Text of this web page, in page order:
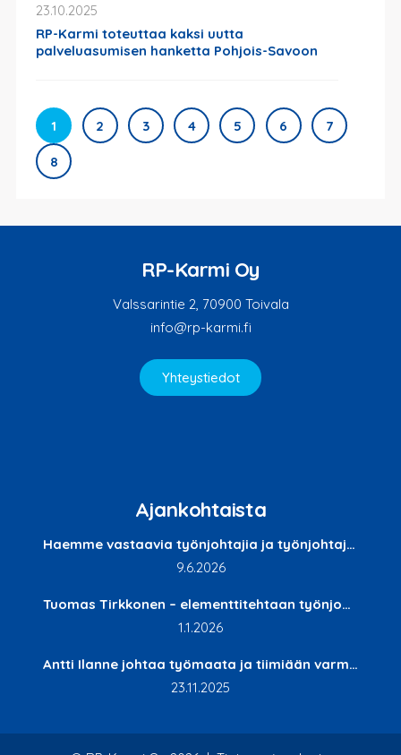
23.10.2025
RP-Karmi toteuttaa kaksi uutta
palveluasumisen hanketta Pohjois-Savoon
1 2 3 4 5 6 7
8
RP-Karmi Oy
Valssarintie 2, 70900 Toivala
info@rp-karmi.fi
Yhteystiedot
Ajankohtaista
Haemme vastaavia työnjohtajia ja työnjohtajia Etelä-Suomen talousalueelle
9.6.2026
Tuomas Tirkkonen – elementtitehtaan työnjohtaja rakentaa tulevaisuutta Kuopiossa
1.1.2026
Antti Ilanne johtaa työmaata ja tiimiään varmalla otteella
23.11.2025